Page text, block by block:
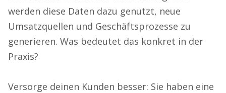
werden diese Daten dazu genutzt, neue
Umsatzquellen und Geschäftsprozesse zu
generieren. Was bedeutet das konkret in der
Praxis?
Versorge deinen Kunden besser: Sie haben eine